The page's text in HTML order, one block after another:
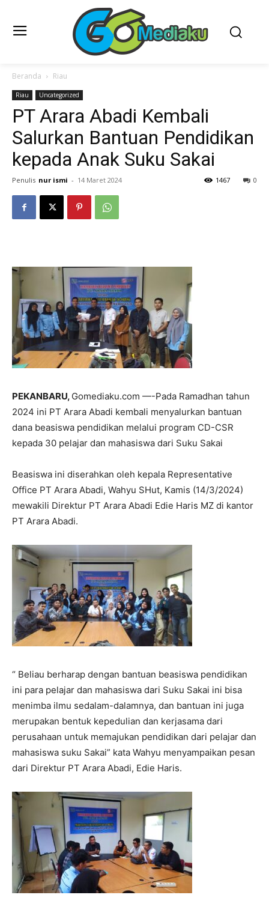
Beranda Riau
Riau Uncategorized
PT Arara Abadi Kembali
Salurkan Bantuan Pendidikan
kepada Anak Suku Sakai
Penulis nur ismi - 14 Maret 2024 0
1467
PEKANBARU, Gomediaku.com —-Pada Ramadhan tahun
2024 ini PT Arara Abadi kembali menyalurkan bantuan
dana beasiswa pendidikan melalui program CD-CSR
kepada 30 pelajar dan mahasiswa dari Suku Sakai
Beasiswa ini diserahkan oleh kepala Representative
Office PT Arara Abadi, Wahyu SHut, Kamis (14/3/2024)
mewakili Direktur PT Arara Abadi Edie Haris MZ di kantor
PT Arara Abadi.
“ Beliau berharap dengan bantuan beasiswa pendidikan
ini para pelajar dan mahasiswa dari Suku Sakai ini bisa
menimba ilmu sedalam-dalamnya, dan bantuan ini juga
merupakan bentuk kepedulian dan kerjasama dari
perusahaan untuk memajukan pendidikan dari pelajar dan
mahasiswa suku Sakai” kata Wahyu menyampaikan pesan
dari Direktur PT Arara Abadi, Edie Haris.